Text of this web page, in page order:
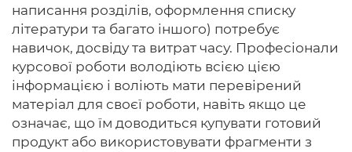
написання розділів, оформлення списку
літератури та багато іншого) потребує
навичок, досвіду та витрат часу. Професіонали
курсової роботи володіють всією цією
інформацією і воліють мати перевірений
матеріал для своєї роботи, навіть якщо це
означає, що їм доводиться купувати готовий
продукт або використовувати фрагменти з